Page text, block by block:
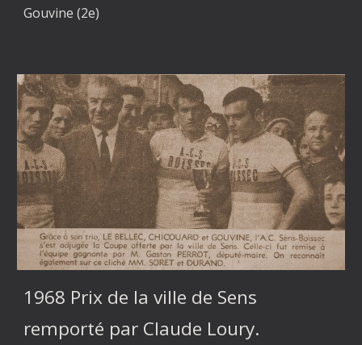
Gouvine (2e)
1968 Prix de la ville de Sens
remporté par Claude Loury.